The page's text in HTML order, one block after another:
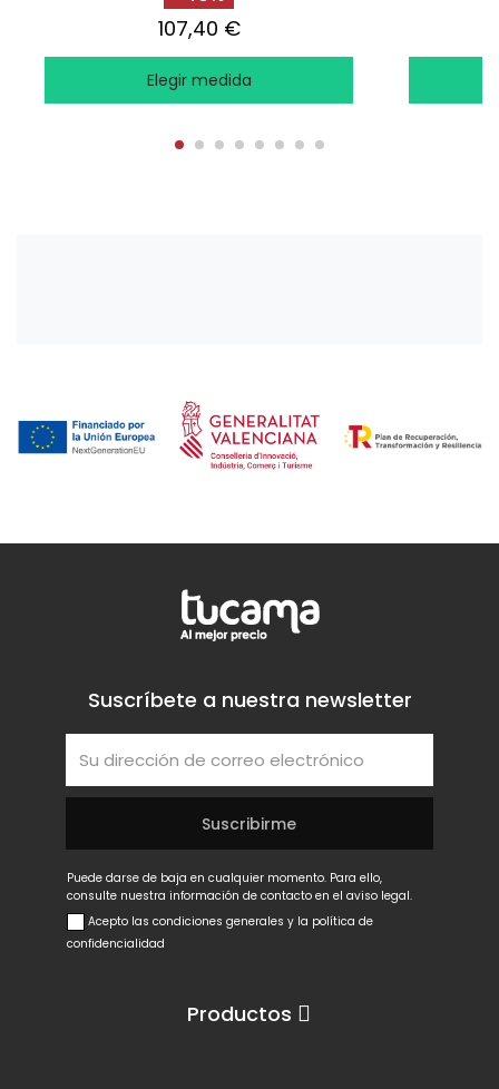
107,40 €
Elegir medida
Productos
Suscríbete a nuestra newsletter
Puede darse de baja en cualquier momento. Para ello,
consulte nuestra información de contacto en el aviso legal.
Acepto las condiciones generales y la política de
confidencialidad